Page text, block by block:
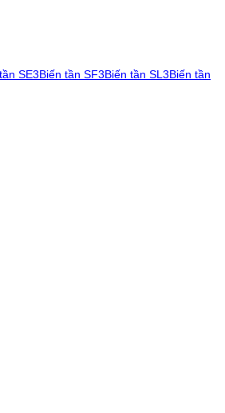
SE3Biến tần SF3Biến tần SL3Biến tần